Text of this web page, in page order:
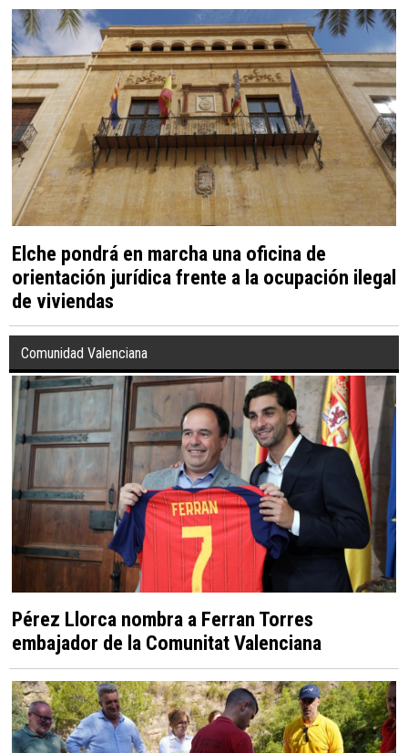
Elche pondrá en marcha una oficina de
orientación jurídica frente a la ocupación ilegal
de viviendas
Comunidad Valenciana
Pérez Llorca nombra a Ferran Torres
embajador de la Comunitat Valenciana